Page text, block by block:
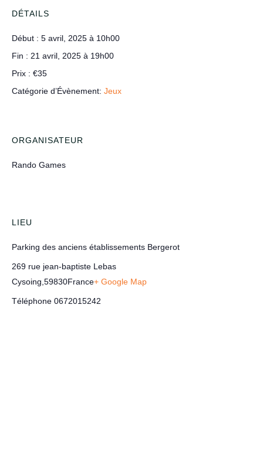
DÉTAILS
Début : 5 avril, 2025 à 10h00
Fin : 21 avril, 2025 à 19h00
Prix : €35
Catégorie d’Évènement: Jeux
ORGANISATEUR
Rando Games
LIEU
Parking des anciens établissements Bergerot
269 rue jean-baptiste Lebas
Cysoing 59830France+ Google Map
Téléphone 0672015242